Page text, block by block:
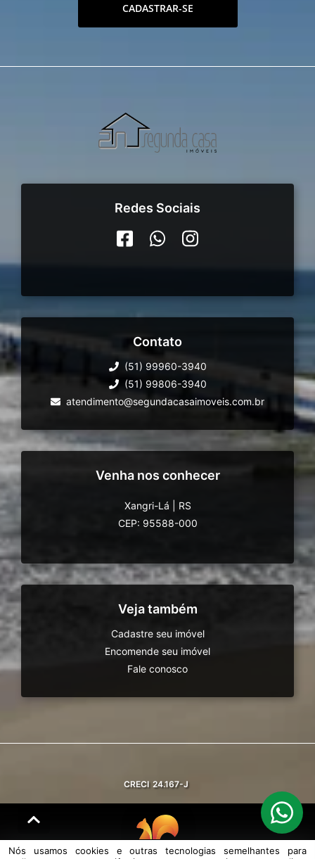
CADASTRAR-SE
Redes Sociais
Contato
(51) 99960-3940
(51) 99806-3940
atendimento@segundacasaimoveis.com.br
Venha nos conhecer
Xangri-Lá
RS
CEP: 95588-000
Veja também
Cadastre seu imóvel
Encomende seu imóvel
Fale conosco
CRECI 24.167-J
Nós usamos cookies e outras tecnologias semelhantes para